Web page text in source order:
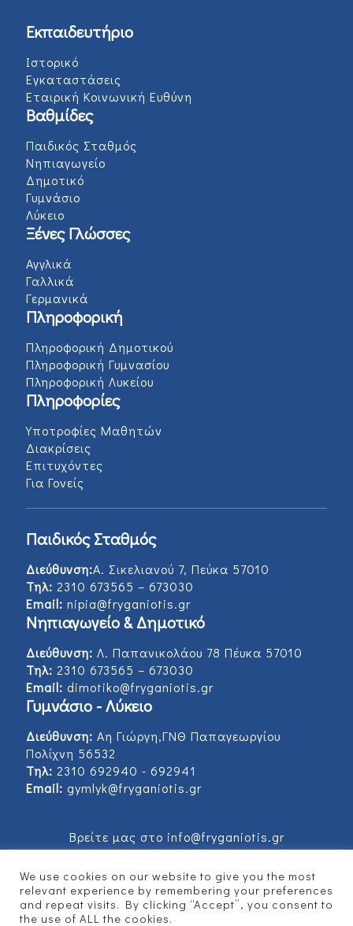
Εκπαιδευτήριο
Ιστορικό
Εγκαταστάσεις
Εταιρική Κοινωνική Ευθύνη
Βαθμίδες
Παιδικός Σταθμός
Νηπιαγωγείο
Δημοτικό
Γυμνάσιο
Λύκειο
Ξένες Γλώσσες
Αγγλικά
Γαλλικά
Γερμανικά
Πληροφορική
Πληροφορική Δημοτικού
Πληροφορική Γυμνασίου
Πληροφορική Λυκείου
Πληροφορίες
Υποτροφίες Μαθητών
Διακρίσεις
Επιτυχόντες
Για Γονείς
Παιδικός Σταθμός
Διεύθυνση:Α. Σικελιανού 7, Πεύκα 57010
Τηλ: 2310 673565 – 673030
Email: nipia@fryganiotis.gr
Νηπιαγωγείο & Δημοτικό
Διεύθυνση: Λ. Παπανικολάου 78 Πέυκα 57010
Τηλ: 2310 673565 – 673030
Email: dimotiko@fryganiotis.gr
Γυμνάσιο - Λύκειο
Διεύθυνση: Αη Γιώργη,ΓΝΘ Παπαγεωργίου
Πολίχνη 56532
Τηλ: 2310 692940 - 692941
Email: gymlyk@fryganiotis.gr
Βρείτε μας στο info@fryganiotis.gr
© 2017 Εκπαιδευτήρια Φρυγανιώτη - Developed
We use cookies on our website to give you the most
relevant experience by remembering your preferences
and repeat visits. By clicking “Accept”, you consent to
the use of ALL the cookies.